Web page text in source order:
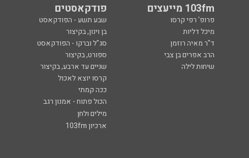
103fm מייעצים פודקאסטים
פרופ' רפי קרסו שבע תשע - הפודקאסט
מיכל דליות בן וינון, בקיצור
ד"ר מאיה רוזמן סג"ל וברקו - הפודקאסט
הרב אפרים בן צבי ספורט, בקיצור
שיחות לילה שניים עד ארבע, בקיצור
קרסו יוצא לאכול
ככה קמתי
הכול פתוח - אמנון רגב
מילים ולחן
ארכיון 103fm